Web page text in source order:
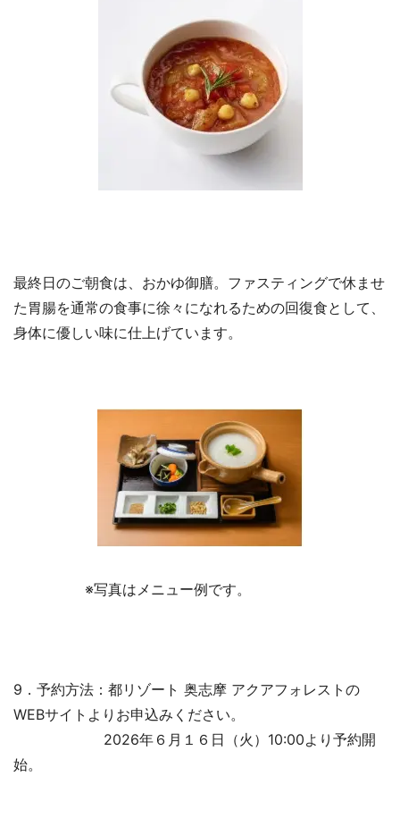
最終日のご朝食は、おかゆ御膳。ファスティングで休ませ
た胃腸を通常の食事に徐々になれるための回復食として、
身体に優しい味に仕上げています。
※写真はメニュー例です。
9．予約方法：都リゾート 奥志摩 アクアフォレストの
WEBサイトよりお申込みください。
2026年６月１６日（火）10:00より予約開
始。